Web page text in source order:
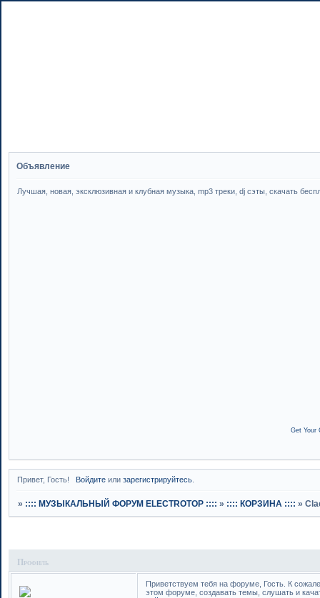
Объявление
Лучшая, новая, эксклюзивная и клубная музыка, mp3 треки, dj сэты, скачать
Get Your
Привет, Гость! Войдитеили зарегистрируйтесь.
» :::: МУЗЫКАЛЬНЫЙ ФОРУМ ELECTROTOP :::: » :::: КОРЗИНА :::: »
Профиль
Приветствуем тебя на форуме, Гость. К
этом форуме, создавать темы, слушать и